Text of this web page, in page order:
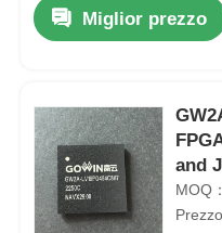
Miglior prezzo
and
484
MOQ